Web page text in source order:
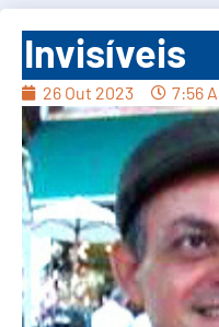
Invisíveis
26 Out 2023 7:56